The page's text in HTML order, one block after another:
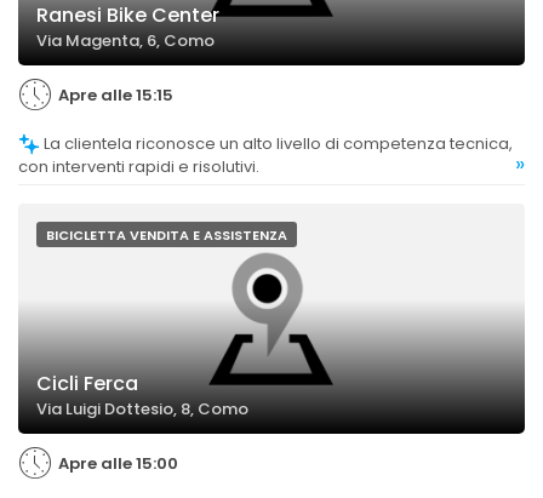
Ranesi Bike Center
Via Magenta, 6, Como
Apre alle 15:15
con interventi rapidi e risolutivi.
»
BICICLETTA VENDITA E ASSISTENZA
Cicli Ferca
Via Luigi Dottesio, 8, Como
Apre alle 15:00